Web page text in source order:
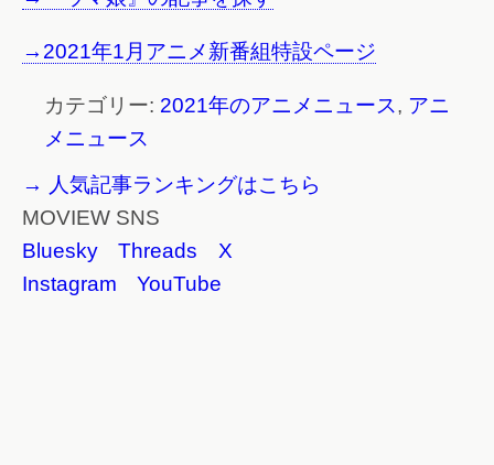
→2021年1月アニメ新番組特設ページ
カテゴリー: 2021年のアニメニュース, アニ
メニュース
→ 人気記事ランキングはこちら
MOVIEW SNS
Bluesky
Threads
X
Instagram
YouTube